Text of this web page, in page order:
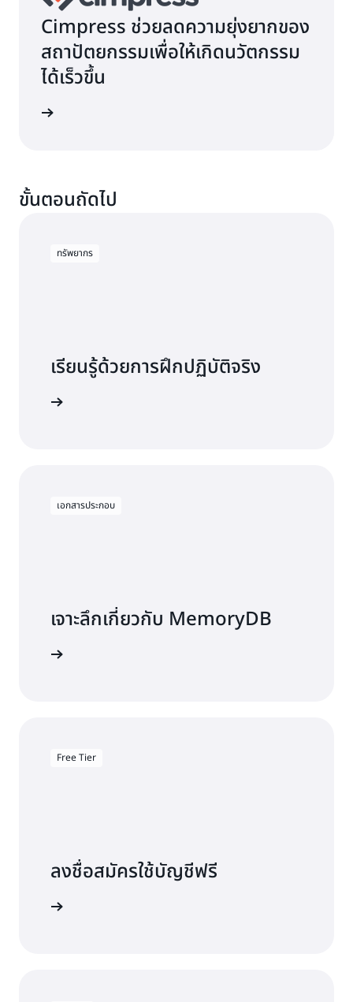
Cimpress ช่วยลดความยุ่งยากของ
สถาปัตยกรรมเพื่อให้เกิดนวัตกรรม
ได้เร็วขึ้น
ขั้นตอนถัดไป
ทรัพยากร
เรียนรู้ด้วยการฝึกปฏิบัติจริง
เอกสารประกอบ
เจาะลึกเกี่ยวกับ MemoryDB
Free Tier
ลงชื่อสมัครใช้บัญชีฟรี